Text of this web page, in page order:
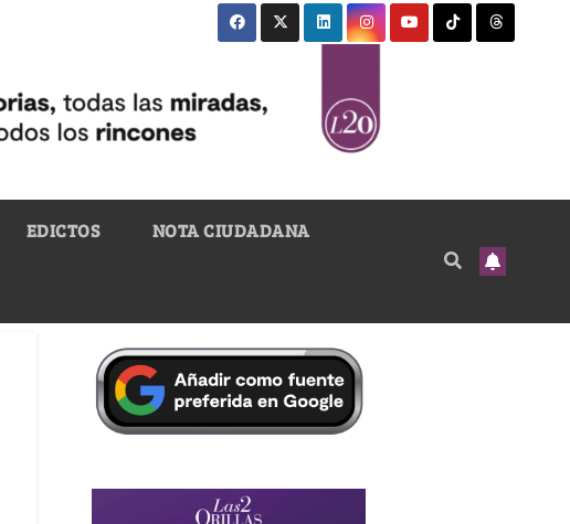
EDICTOS NOTA CIUDADANA